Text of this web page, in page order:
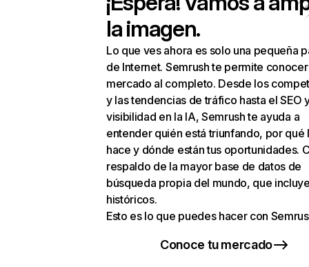
la imagen.
Lo que ves ahora es solo una pequeña
de Internet. Semrush te permite
mercado al completo. Desde los
y las tendencias de tráfico hasta el SEO
visibilidad en la IA, Semrush te ayuda a
entender quién está triunfando, por qué
hace y dónde están tus oportunidades.
respaldo de la mayor base de datos de
búsqueda propia del mundo, que
históricos.
Esto es lo que puedes hacer con
Conoce tu mercado